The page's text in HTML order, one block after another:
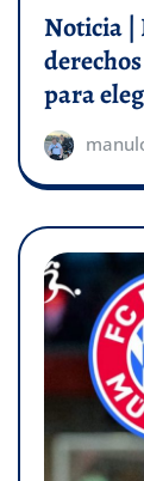
Noticia |
para